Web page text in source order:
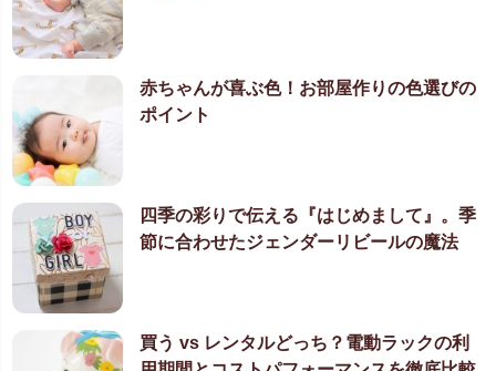
赤ちゃんが喜ぶ色！お部屋作りの色選びの
ポイント
四季の彩りで伝える『はじめまして』。季
節に合わせたジェンダーリビールの魔法
買う vs レンタルどっち？電動ラックの利